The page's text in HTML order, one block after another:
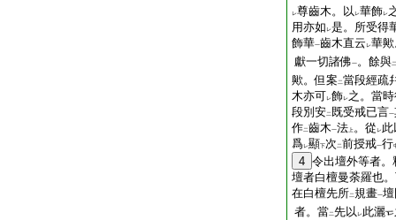
レ尊齒木。以 レ華飾レ
用亦如 レ是。所受得
飾華一齒木直云 レ華
獻一切諸佛一。餘與二
歟。但案二當段經疏
木亦可レ飾レ之。當
段別安二 既受戒已言一
作二齒木一法 上 。從 レ
爲レ顯下次 二前授戒一行
4 令出壇外等者。
壇者白檀曼荼羅也
在白檀先所二規畫一
者。當二先以 レ此灑